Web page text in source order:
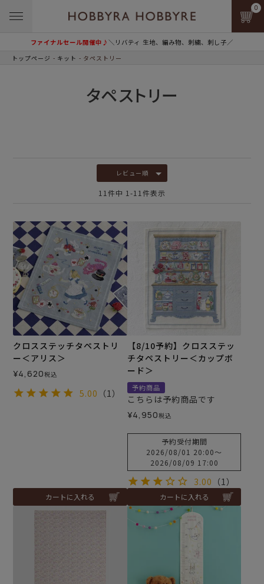
ファイナルセール開催中♪＼リバティ 生地、編み物、刺繍、刺し子／
0
トップページ キット タペストリー
タペストリー
レビュー順
11 件中 1 -11 件表示
クロスステッチタペストリ
ー＜アリス＞
¥4,620税込
5.00 （1）
カートに入れる
【8/10予約】クロスステッ
チタペストリー＜カップボ
ード＞
予約商品
こちらは予約商品です
¥4,950税込
予約受付期間
2026/08/01 20:00〜
2026/08/09 17:00
3.00 （1）
カートに入れる